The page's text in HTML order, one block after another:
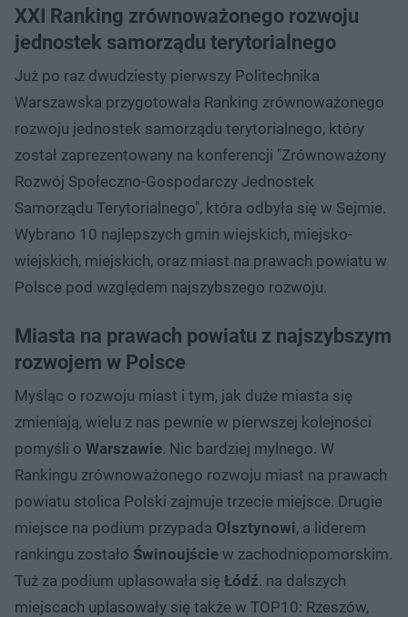
XXI Ranking zrównoważonego rozwoju
jednostek samorządu terytorialnego
Już po raz dwudziesty pierwszy Politechnika
Warszawska przygotowała Ranking zrównoważonego
rozwoju jednostek samorządu terytorialnego, który
został zaprezentowany na konferencji "Zrównoważony
Rozwój Społeczno-Gospodarczy Jednostek
Samorządu Terytorialnego", która odbyła się w Sejmie.
Wybrano 10 najlepszych gmin wiejskich, miejsko-
wiejskich, miejskich, oraz miast na prawach powiatu w
Polsce pod względem najszybszego rozwoju.
Miasta na prawach powiatu z najszybszym
rozwojem w Polsce
Myśląc o rozwoju miast i tym, jak duże miasta się
zmieniają, wielu z nas pewnie w pierwszej kolejności
pomyśli o Warszawie. Nic bardziej mylnego. W
Rankingu zrównoważonego rozwoju miast na prawach
powiatu stolica Polski zajmuje trzecie miejsce. Drugie
miejsce na podium przypada Olsztynowi, a liderem
rankingu zostało Świnoujście w zachodniopomorskim.
Tuż za podium uplasowała się Łódź. na dalszych
miejscach uplasowały się także w TOP10: Rzeszów,